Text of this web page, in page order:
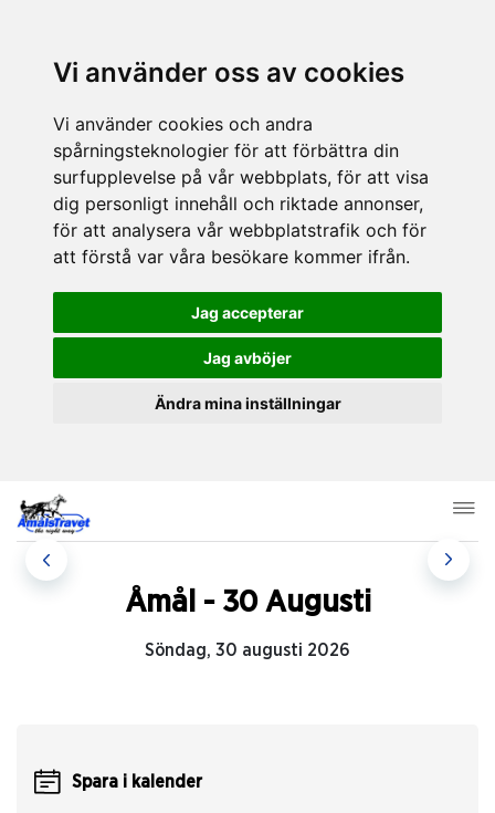
Vi använder oss av cookies
Vi använder cookies och andra
spårningsteknologier för att förbättra din
surfupplevelse på vår webbplats, för att visa
dig personligt innehåll och riktade annonser,
för att analysera vår webbplatstrafik och för
att förstå var våra besökare kommer ifrån.
Jag accepterar
Jag avböjer
Ändra mina inställningar
Åmål - 30 Augusti
Söndag, 30 augusti 2026
Spara i kalender